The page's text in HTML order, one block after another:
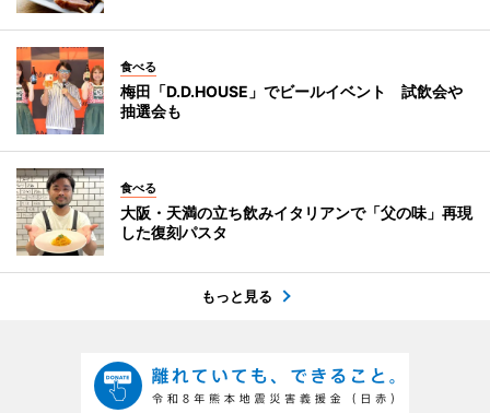
食べる
梅田「D.D.HOUSE」でビールイベント 試飲会や
抽選会も
食べる
大阪・天満の立ち飲みイタリアンで「父の味」再現
した復刻パスタ
もっと見る